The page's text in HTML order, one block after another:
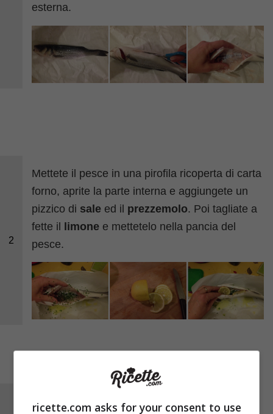
esterna.
2
Mettete il pesce in una pirofila ricoperta di carta
forno, aprite la parte interna e aggiungete un
pizzico di sale ed il prezzemolo. Poi tagliate a
fette il limone e mettetelo nella pancia del
pesce.
Tagliate in due uno spicchio di
ricette.com asks for your consent to use